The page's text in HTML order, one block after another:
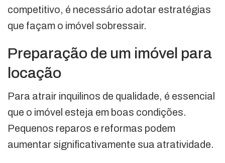
competitivo, é necessário adotar estratégias
que façam o imóvel sobressair.
Preparação de um imóvel para
locação
Para atrair inquilinos de qualidade, é essencial
que o imóvel esteja em boas condições.
Pequenos reparos e reformas podem
aumentar significativamente sua atratividade.